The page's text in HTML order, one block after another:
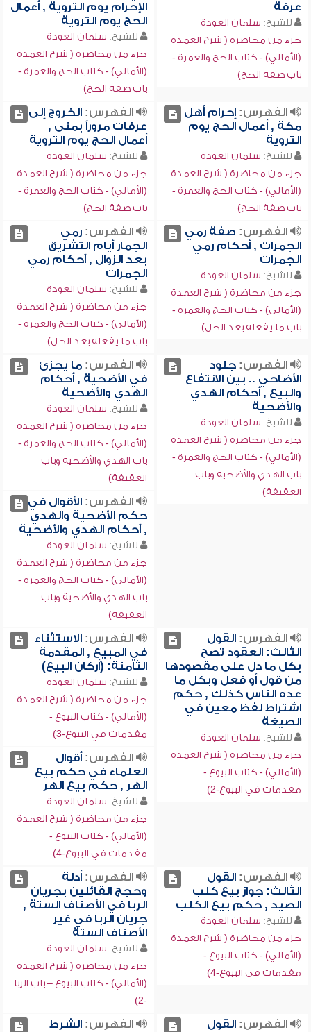
عرفة
للشيخ: سلمان العودة
جزء من محاضرة ( شرح العمدة
(الأمالي) - كتاب الحج والعمرة -
باب صفة الحج)
الإحرام يوم التروية , أعمال
الحج يوم التروية
للشيخ: سلمان العودة
جزء من محاضرة ( شرح العمدة
(الأمالي) - كتاب الحج والعمرة -
باب صفة الحج)
الفهرس:إحرام أهل
مكة , أعمال الحج يوم
التروية
للشيخ: سلمان العودة
جزء من محاضرة ( شرح العمدة
(الأمالي) - كتاب الحج والعمرة -
باب صفة الحج)
الفهرس:الخروج إلى
عرفات مروراً بمنى ,
أعمال الحج يوم التروية
للشيخ: سلمان العودة
جزء من محاضرة ( شرح العمدة
(الأمالي) - كتاب الحج والعمرة -
باب صفة الحج)
الفهرس: صفة رمي
الجمرات , أحكام رمي
الجمرات
للشيخ: سلمان العودة
جزء من محاضرة ( شرح العمدة
(الأمالي) - كتاب الحج والعمرة -
باب ما يفعله بعد الحل)
الفهرس:رمي
الجمار أيام التشريق
بعد الزوال , أحكام رمي
الجمرات
للشيخ: سلمان العودة
جزء من محاضرة ( شرح العمدة
(الأمالي) - كتاب الحج والعمرة -
باب ما يفعله بعد الحل)
الفهرس:جلود
الأضاحي .. بين الانتفاع
والبيع , أحكام الهدي
والأضحية
للشيخ: سلمان العودة
جزء من محاضرة ( شرح العمدة
(الأمالي) - كتاب الحج والعمرة -
باب الهدي والأضحية وباب
العقيقة)
الفهرس:ما يجزئ
في الأضحية , أحكام
الهدي والأضحية
للشيخ: سلمان العودة
جزء من محاضرة ( شرح العمدة
(الأمالي) - كتاب الحج والعمرة -
باب الهدي والأضحية وباب
العقيقة)
الفهرس:الأقوال في
حكم الأضحية والهدي
, أحكام الهدي والأضحية
للشيخ: سلمان العودة
جزء من محاضرة ( شرح العمدة
(الأمالي) - كتاب الحج والعمرة -
باب الهدي والأضحية وباب
العقيقة)
الفهرس:القول
الثالث: العقود تصح
بكل ما دل على مقصودها
من قول أو فعل وبكل ما
عده الناس كذلك , حكم
اشتراط لفظ معين في
الصيغة
للشيخ: سلمان العودة
جزء من محاضرة ( شرح العمدة
(الأمالي) - كتاب البيوع -
مقدمات في البيوع-2)
الفهرس:الاستثناء
في المبيع , المقدمة
الثامنة: (أركان البيع)
للشيخ: سلمان العودة
جزء من محاضرة ( شرح العمدة
(الأمالي) - كتاب البيوع -
مقدمات في البيوع-3)
الفهرس:أقوال
العلماء في حكم بيع
الهر , حكم بيع الهر
للشيخ: سلمان العودة
جزء من محاضرة ( شرح العمدة
(الأمالي) - كتاب البيوع -
مقدمات في البيوع-4)
الفهرس:القول
الثالث: جواز بيع كلب
الصيد , حكم بيع الكلب
للشيخ: سلمان العودة
جزء من محاضرة ( شرح العمدة
(الأمالي) - كتاب البيوع -
مقدمات في البيوع-4)
الفهرس:أدلة
وحجج القائلين بجريان
الربا في الأصناف الستة ,
جريان الربا في غير
الأصناف الستة
للشيخ: سلمان العودة
جزء من محاضرة ( شرح العمدة
(الأمالي) - كتاب البيوع – باب الربا
-2)
الفهرس:القول الفهرس:الشرط